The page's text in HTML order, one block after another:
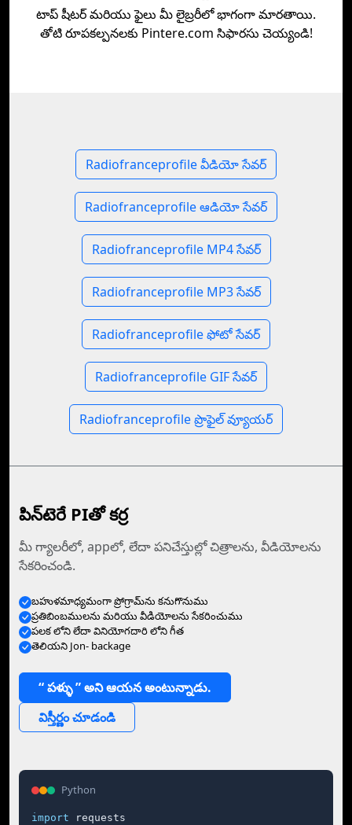
టాప్‌ షీటర్ మరియు ఫైలు మీ లైబ్రరీలో భాగంగా మారతాయి.
తోటి రూపకల్పనలకు Pintere.com సిఫారసు చెయ్యండి!
Radiofranceprofile వీడియో సేవర్
Radiofranceprofile ఆడియో సేవర్
Radiofranceprofile MP4 సేవర్
Radiofranceprofile MP3 సేవర్
Radiofranceprofile ఫోటో సేవర్
Radiofranceprofile GIF సేవర్
Radiofranceprofile ప్రొఫైల్ వ్యూయర్
పిన్‌టెరే PIతో కర్ర
మీ గ్యాలరీలో, appలో, లేదా పనిచేస్తుల్లో చిత్రాలను, వీడియోలను
సేకరించండి.
బహుళమాధ్యమంగా ప్రోగ్రామ్‌ను కనుగొనుము
ప్రతిబింబములను మరియు వీడియోలను సేకరించుము
పలక లోని లేదా వినియోగదారి లోని గీత
తెలియని Jon- backage
“ పళ్ళు ” అని ఆయన అంటున్నాడు.
విస్తీర్ణం చూడండి
Python
import requests